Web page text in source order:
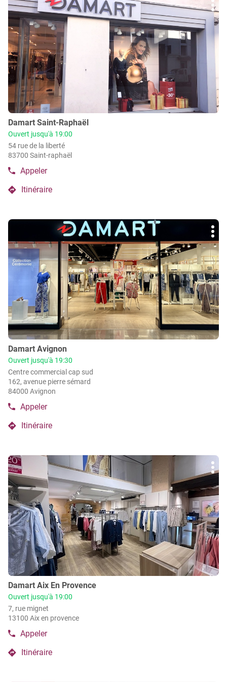
point
de
vente
Damart
Toulon
Damart
Toulon
sur
la
touche
ENTRÉE
pour
obtenir
de
plus
amples
informations
Point
de
vente
:
Damart Saint-Raphaël
Ouvert jusqu'à 19:00
54 rue de la liberté
83700 Saint-raphaël
Appeler
Afficher
le
numéro
du
de
vente
Damart
Saint-
Raphaël
Itinéraire
jusqu'au
de
Damart
Saint-
Raphaël
Appuyer
la
touche
ENTRÉE
de
plus
amples
informations
Point
de
vente
:
Damart Avignon
Ouvert jusqu'à 19:30
Centre commercial cap sud
162, avenue pierre sémard
84000 Avignon
Appeler
Afficher
le
numéro
du
point
de
vente
Damart
Avignon
Itinéraire
jusqu'au
de
vente
Damart
Avignon
Appuyer
sur
la
touche
ENTRÉE
pour
obtenir
de
plus
amples
informations
Point
de
vente
:
Damart Aix En Provence
Ouvert jusqu'à 19:00
7, rue mignet
13100 Aix en provence
Appeler
Afficher
le
numéroItinéraire
jusqu'au